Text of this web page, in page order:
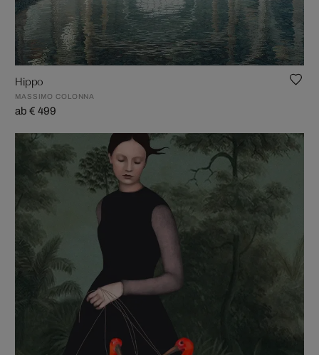
Hippo
MASSIMO COLONNA
ab € 499